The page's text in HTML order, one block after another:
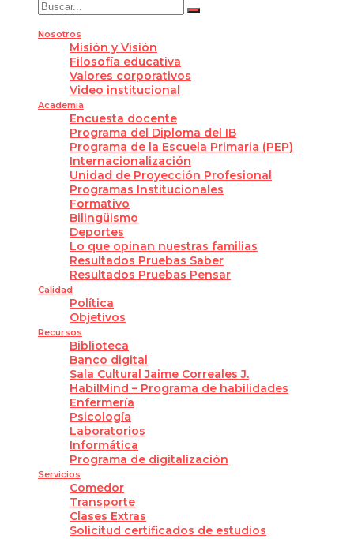
Nosotros
Misión y Visión
Filosofía educativa
Valores corporativos
Video institucional
Academia
Encuesta docente
Programa del Diploma del IB
Programa de la Escuela Primaria (PEP)
Internacionalización
Unidad de Proyección Profesional
Programas Institucionales
Formativo
Bilingüismo
Deportes
Lo que opinan nuestras familias
Resultados Pruebas Saber
Resultados Pruebas Pensar
Calidad
Política
Objetivos
Recursos
Biblioteca
Banco digital
Sala Cultural Jaime Correales J.
HabilMind – Programa de habilidades
Enfermería
Psicología
Laboratorios
Informática
Programa de digitalización
Servicios
Comedor
Transporte
Clases Extras
Solicitud certificados de estudios